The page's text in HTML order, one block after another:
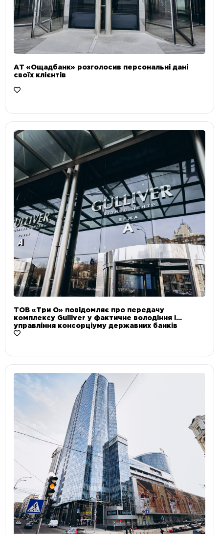
АТ «Ощадбанк» розголосив персональні дані
своїх клієнтів
ТОВ «Три О» повідомляє про передачу
комплексу Gulliver у фактичне володіння і
управління консорціуму державних банків